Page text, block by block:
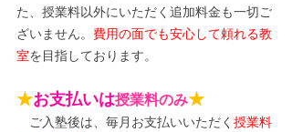
た、授業料以外にいただく追加料金も一切ご
ざいません。 費用の面でも安心して頼れる教
室を目指しております。
★お支払いは授業料のみ★
ご入塾後は、毎月お支払いいただく 授業料